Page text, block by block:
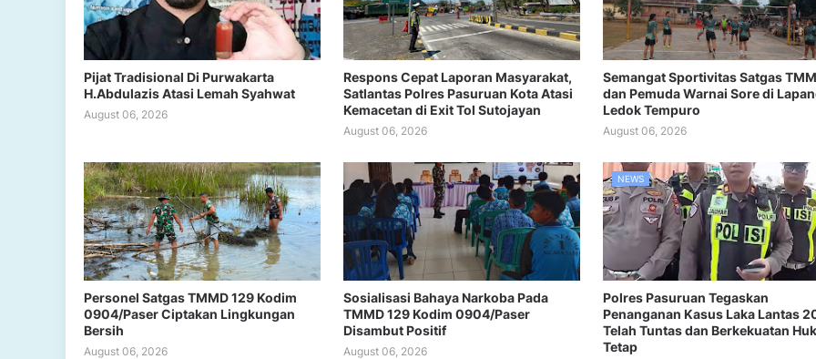
Pijat Tradisional Di Purwakarta
H.Abdulazis Atasi Lemah Syahwat
August 06, 2026
Respons Cepat Laporan Masyarakat,
Satlantas Polres Pasuruan Kota Atasi
Kemacetan di Exit Tol Sutojayan
August 06, 2026
Semangat Sportivitas Satgas
dan Pemuda Warnai Sore di
Ledok Tempuro
August 06, 2026
Personel Satgas TMMD 129 Kodim
0904/Paser Ciptakan Lingkungan
Bersih
August 06, 2026
Sosialisasi Bahaya Narkoba Pada
TMMD 129 Kodim 0904/Paser
Disambut Positif
August 06, 2026
NEWS
Polres Pasuruan Tegaskan
Penanganan Kasus Laka Lantas
Telah Tuntas dan Berkekuatan
Tetap